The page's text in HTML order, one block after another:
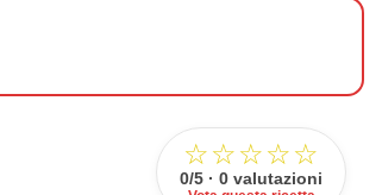
☆☆☆☆☆
0/5 · 0 valutazioni